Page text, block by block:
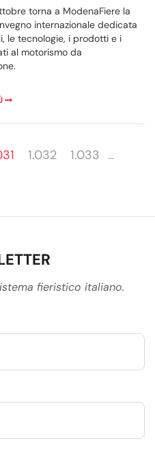
torna a ModenaFiere la
internazionale dedicata
le tecnologie, i prodotti e i
al motorismo da
1.032 1.033 …
fieristico italiano.